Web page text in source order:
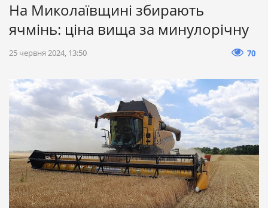
На Миколаївщині збирають
ячмінь: ціна вища за минулорічну
25 червня 2024, 13:50 70